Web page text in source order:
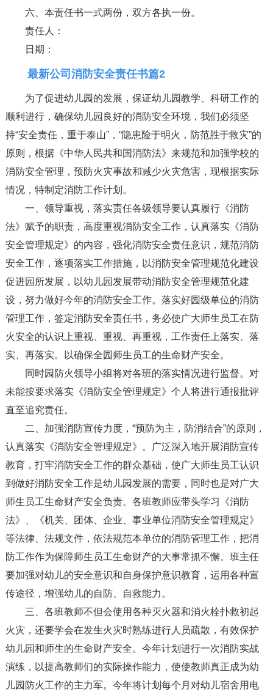
六、本责任书一式两份，双方各执一份。
责任人：
日期：
最新公司消防安全责任书篇2
为了促进幼儿园的发展，保证幼儿园教学、科研工作的
顺利进行，确保幼儿园良好的消防安全环境，我们必须坚
持“安全责任，重于泰山”，“隐患险于明火，防范胜于救灾”的
原则，根据《中华人民共和国消防法》来规范和加强学校的
消防安全管理，预防火灾事故和减少火灾危害，现根据实际
情况，特制定消防工作计划。
一、领导重视，落实责任各级领导要认真履行《消防
法》赋予的职责，高度重视消防安全工作，认真落实《消防
安全管理规定》的内容，强化消防安全责任意识，规范消防
安全工作，逐项落实工作措施，以消防安全管理规范化建设
促进园所发展，以幼儿园发展带动消防安全管理规范化建
设，努力做好今年的消防安全工作。落实好园级单位的消防
管理工作，签定消防安全责任书，务必使广大师生员工在防
火安全的认识上重视、重视、再重视，工作责任上落实、落
实、再落实。以确保全园师生员工的生命财产安全。
同时园防火领导小组将对各班的落实情况进行监督。对
未能按要求落实《消防安全管理规定》个人将进行通报批评
直至追究责任。
二、加强消防宣传力度，“预防为主，防消结合”的原则，
认真落实《消防安全管理规定》。广泛深入地开展消防宣传
教育，打牢消防安全工作的群众基础，使广大师生员工认识
到做好消防安全工作是幼儿园发展的需要，同时也是对广大
师生员工生命财产安全负责。各班教师应带头学习《消防
法》、《机关、团体、企业、事业单位消防安全管理规定》
等法律、法规文件，依法规范本单位的消防管理工作，把消
防工作作为保障师生员工生命财产的大事常抓不懈。班主任
要加强对幼儿的安全意识和自身保护意识教育，运用各种宣
传途径，增强幼儿的自防、自救能力。
三、各班教师不但会使用各种灭火器和消火栓扑救初起
火灾，还要学会在发生火灾时熟练进行人员疏散，有效保护
幼儿园和师生的生命财产安全。今年计划进行一次消防实战
演练，以提高教师们的实际操作能力，使使教师真正成为幼
儿园防火工作的主力军。今年将计划每个月对幼儿宿舍用电